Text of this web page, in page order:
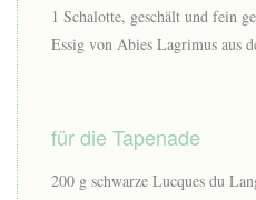
1 Schalotte, geschält und fein
Essig von Abies Lagrimus aus
für die Tapenade
200 g schwarze Lucques du